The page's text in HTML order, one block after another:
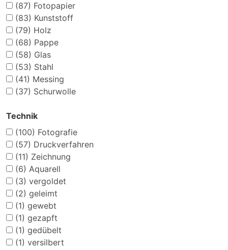
(87) Fotopapier
(83) Kunststoff
(79) Holz
(68) Pappe
(58) Glas
(53) Stahl
(41) Messing
(37) Schurwolle
Technik
(100) Fotografie
(57) Druckverfahren
(11) Zeichnung
(6) Aquarell
(3) vergoldet
(2) geleimt
(1) gewebt
(1) gezapft
(1) gedübelt
(1) versilbert